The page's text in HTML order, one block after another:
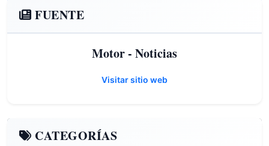
FUENTE
Motor - Noticias
Visitar sitio web
CATEGORÍAS